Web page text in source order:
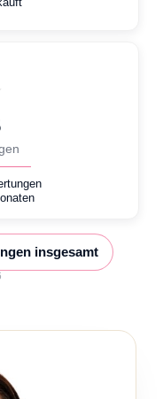
insgesamt